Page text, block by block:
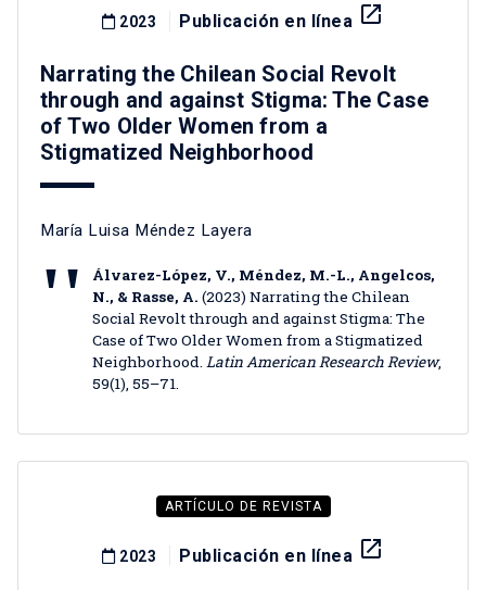
2023 Publicación en línea launch
Narrating the Chilean Social Revolt
through and against Stigma: The Case
of Two Older Women from a
Stigmatized Neighborhood
María Luisa Méndez Layera
Álvarez-López, V., Méndez, M.-L., Angelcos,
N., & Rasse, A. (2023) Narrating the Chilean
Social Revolt through and against Stigma: The
Case of Two Older Women from a Stigmatized
Neighborhood. Latin American Research Review,
59(1), 55–71.
ARTÍCULO DE REVISTA
2023 Publicación en línea launch